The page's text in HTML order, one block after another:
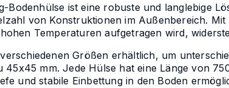
Bodenhülse ist eine robuste und langlebige
von Konstruktionen im Außenbereich.
Temperaturen aufgetragen wird,
Größen erhältlich, um
45x45 mm. Jede Hülse hat eine Länge von
und stabile Einbettung in den Boden